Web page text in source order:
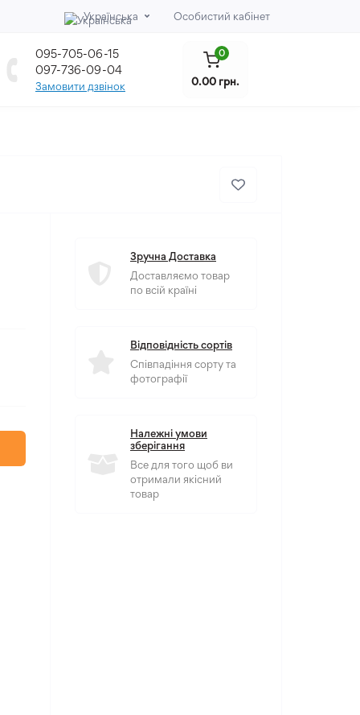
Українська Особистий кабінет
095-705-06-15
097-736-09-04
Замовити дзвінок
0
0.00 грн.
Зручна Доставка
Доставляємо товар
по всій країні
Відповідність сортів
Співпадіння сорту та
фотографії
Належні умови
зберігання
Все для того щоб ви
отримали якісний
товар